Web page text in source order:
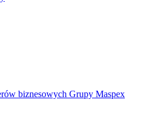
biznesowych Grupy Maspex